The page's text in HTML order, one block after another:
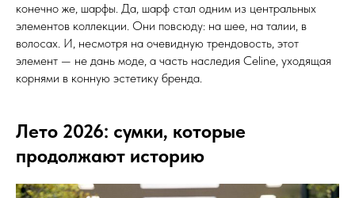
конечно же, шарфы. Да, шарф стал одним из центральных
элементов коллекции. Они повсюду: на шее, на талии, в
волосах. И, несмотря на очевидную трендовость, этот
элемент — не дань моде, а часть наследия Celine, уходящая
корнями в конную эстетику бренда.
Лето 2026: сумки, которые
продолжают историю